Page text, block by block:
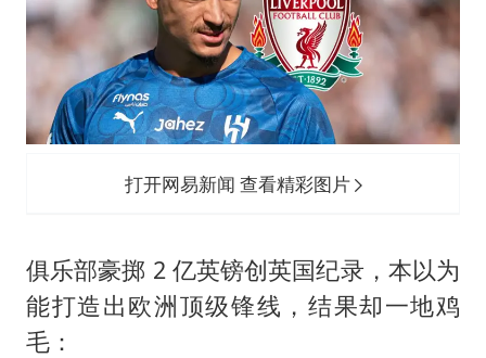
打开网易新闻 查看精彩图片
俱乐部豪掷 2 亿英镑创英国纪录，本以为
能打造出欧洲顶级锋线，结果却一地鸡
毛：